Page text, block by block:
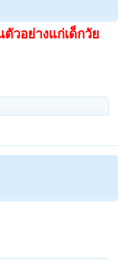
วอย่างแก่เด็กวัย